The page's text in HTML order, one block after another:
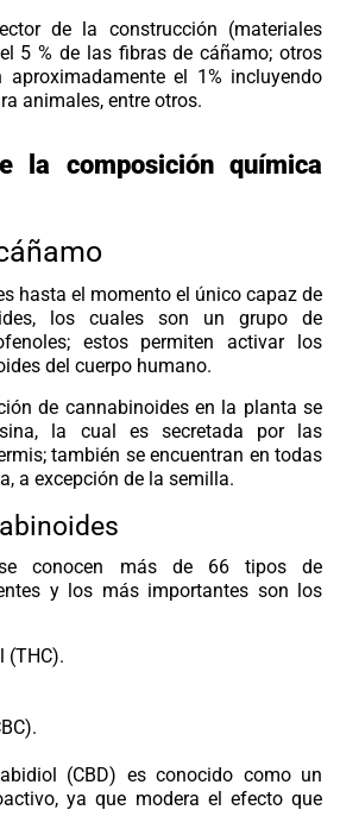
de la construcción (materiales
5 % de las fibras de cáñamo; otros
aproximadamente el 1% incluyendo
animales, entre otros.
la composición química
hasta el momento el único capaz de
los cuales son un grupo de
estos permiten activar los
del cuerpo humano.
de cannabinoides en la planta se
la cual es secretada por las
también se encuentran en todas
a excepción de la semilla.
conocen más de 66 tipos de
y los más importantes son los
(THC).
).
(CBD) es conocido como un
ya que modera el efecto que